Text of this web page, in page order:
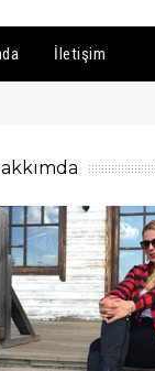
İletişim